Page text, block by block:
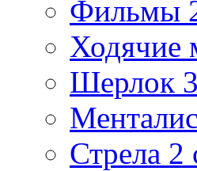
Фильмы
Ходячие
Шерлок
Стрела 2